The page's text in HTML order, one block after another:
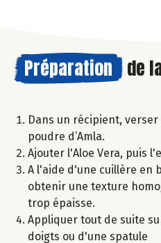
Préparation de
Dans un récipient,
poudre d’Amla.
Ajouter l'Aloe Vera, puis
A l'aide d'une cuillère en
obtenir une texture
trop épaisse.
Appliquer tout de suite
doigts ou d'une spatule